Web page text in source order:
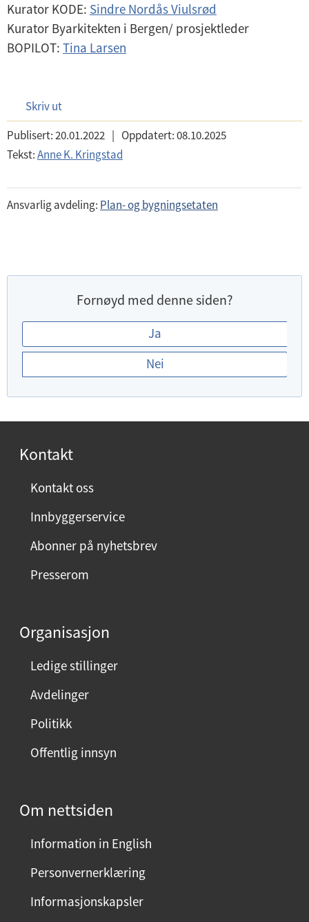
Kurator KODE: Sindre Nordås Viulsrød
Kurator Byarkitekten i Bergen/ prosjektleder
BOPILOT: Tina Larsen
Skriv ut
Publisert:20.01.2022 | Oppdatert:08.10.2025
Tekst:Anne K. Kringstad
Ansvarlig avdeling: Plan- og bygningsetaten
Fornøyd med denne siden?
E
r
o
r
n
m
n
V
Ja
Nei
Kontakt
Kontakt oss
Innbyggerservice
Abonner på nyhetsbrev
Presserom
Organisasjon
Ledige stillinger
Avdelinger
Politikk
Offentlig innsyn
Om nettsiden
Information in English
Personvernerklæring
Informasjonskapsler